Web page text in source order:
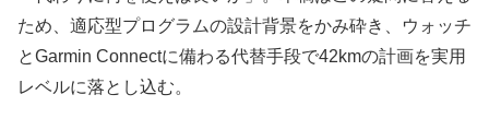
ため、適応型プログラムの設計背景をかみ砕き、ウォッチ
とGarmin Connectに備わる代替手段で42kmの計画を実用
レベルに落とし込む。